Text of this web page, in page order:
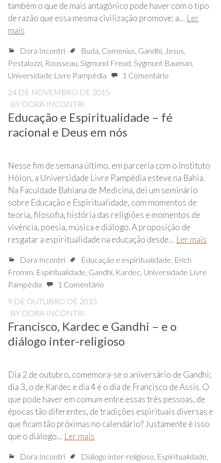
também o que de mais antagônico pode haver com o tipo
de razão que essa mesma civilização promove: a… Ler
mais
Dora Incontri Buda, Comenius, Gandhi, Jesus,
Pestalozzi, Rousseau, Sigmund Freud, Sygmunt Bauman,
Universidade Livre Pampédia
1 Comentário
24 DE NOVEMBRO DE 2015
BY DORA INCONTRI
Educação e Espiritualidade – fé
racional e Deus em nós
Nesse fim de semana último, em parceria com o Instituto
Hólon, a Universidade Livre Pampédia esteve na Bahia.
Na Faculdade Bahiana de Medicina, dei um seminário
sobre Educação e Espiritualidade, com momentos de
teoria, filosofia, história das religiões e momentos de
vivência, poesia, música e diálogo. A proposição de
resgatar a espiritualidade na educação desde… Ler mais
Dora Incontri Educação e espiritualidade, Erich
Fromm, Espiritualidade, Gandhi, Kardec, Universidade Livre
Pampédia
1 Comentário
9 DE OUTUBRO DE 2015
BY DORA INCONTRI
Francisco, Kardec e Gandhi – e o
diálogo inter-religioso
Dia 2 de outubro, comemora-se o aniversário de Gandhi;
dia 3, o de Kardec e dia 4 é o dia de Francisco de Assis. O
que pode haver em comum entre essas três pessoas, de
épocas tão diferentes, de tradições espirituais diversas e
que ficam tão próximas no calendário? Justamente é isso
que o diálogo… Ler mais
Dora Incontri Diálogo inter-religioso, Espiritualidade,